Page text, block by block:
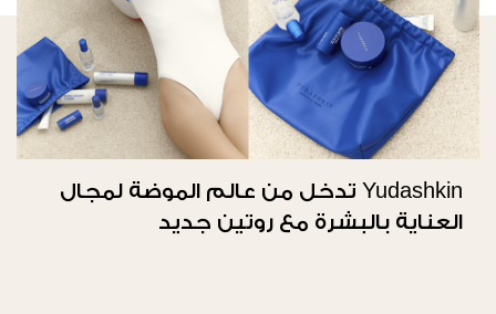
Yudashkin تدخل من عالم الموضة لمجال
العناية بالبشرة مع روتين جديد